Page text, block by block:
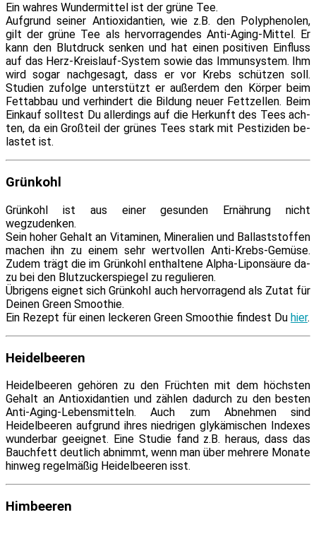
Ein wah­res Wundermittel ist der grü­ne Tee.
Aufgrund sei­ner Antioxidantien, wie z.B. den Polyphenolen,
gilt der grü­ne Tee als her­vor­ra­gen­des Anti-Aging-Mittel. Er
kann den Blutdruck sen­ken und hat ei­nen po­si­ti­ven Einfluss
auf das Herz-Kreislauf-System so­wie das Immunsystem. Ihm
wird so­gar nach­ge­sagt, dass er vor Krebs schüt­zen soll.
Studien zu­fol­ge un­ter­stützt er au­ßer­dem den Körper beim
Fettabbau und ver­hin­dert die Bildung neu­er Fettzellen. Beim
Einkauf soll­test Du al­ler­dings auf die Herkunft des Tees ach­
ten, da ein Großteil der grü­nes Tees stark mit Pestiziden be­
las­tet ist.
Grünkohl
Grünkohl ist aus ei­ner ge­sun­den Ernährung nicht
wegzudenken.
Sein ho­her Gehalt an Vitaminen, Mineralien und Ballaststoffen
ma­chen ihn zu ei­nem sehr wert­vol­len Anti-Krebs-Gemüse.
Zudem trägt die im Grünkohl ent­hal­te­ne Alpha-Liponsäure da­
zu bei den Blutzuckerspiegel zu regulieren.
Übrigens eig­net sich Grünkohl auch her­vor­ra­gend als Zutat für
Deinen Green Smoothie.
Ein Rezept für ei­nen le­cke­ren Green Smoothie fin­dest Du hier.
Heidelbeeren
Heidelbeeren ge­hö­ren zu den Früchten mit dem höchs­ten
Gehalt an Antioxidantien und zäh­len da­durch zu den bes­ten
Anti-Aging-Lebensmitteln. Auch zum Abnehmen sind
Heidelbeeren auf­grund ih­res nied­ri­gen glyk­ämischen Indexes
wun­der­bar ge­eig­net. Eine Studie fand z.B. her­aus, dass das
Bauchfett deut­lich ab­nimmt, wenn man über meh­re­re Monate
hin­weg re­gel­mä­ßig Heidelbeeren isst.
Himbeeren